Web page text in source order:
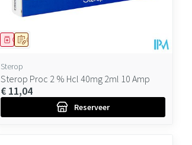
Op voorschrift
Geneesmiddel
Sterop
Sterop Proc 2 % Hcl 40mg 2ml 10 Amp
€ 11,04
Reserveer